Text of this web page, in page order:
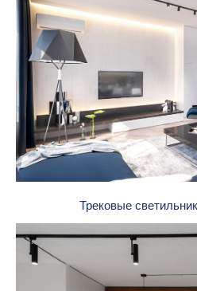
Трековые